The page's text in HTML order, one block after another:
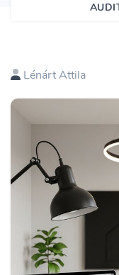
Lénárt Attila